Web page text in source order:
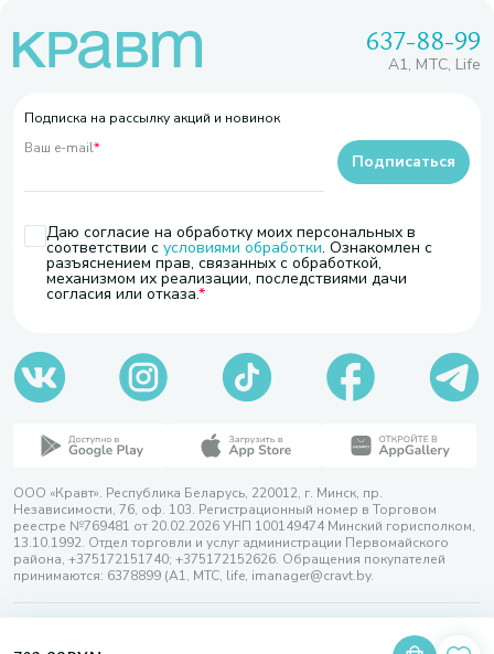
637-88-99
A1, МТС, Life
Подписка на рассылку акций и новинок
Ваш e-mail*
Даю согласие на обработку моих персональных в
соответствии с условиями обработки. Ознакомлен с
разъяснением прав, связанных с обработкой,
механизмом их реализации, последствиями дачи
согласия или отказа.
Подписаться
ООО «Кравт». Республика Беларусь, 220012, г. Минск, пр.
Независимости, 76, оф. 103. Регистрационный номер в Торговом
реестре №769481 от 20.02.2026 УНП 100149474 Минский горисполком,
13.10.1992. Отдел торговли и услуг администрации Первомайского
района, +375172151740; +375172152626. Обращения покупателей
принимаются: 6378899 (А1, МТС, life, imanager@cravt.by.